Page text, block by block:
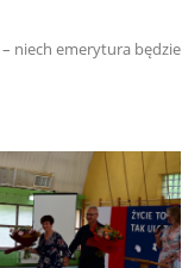
niech emerytura będzie